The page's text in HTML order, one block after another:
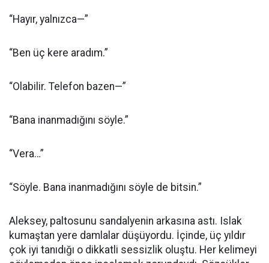
“Hayır, yalnızca—”
“Ben üç kere aradım.”
“Olabilir. Telefon bazen—”
“Bana inanmadığını söyle.”
“Vera…”
“Söyle. Bana inanmadığını söyle de bitsin.”
Aleksey, paltosunu sandalyenin arkasına astı. Islak
kumaştan yere damlalar düşüyordu. İçinde, üç yıldır
çok iyi tanıdığı o dikkatli sessizlik oluştu. Her kelimeyi